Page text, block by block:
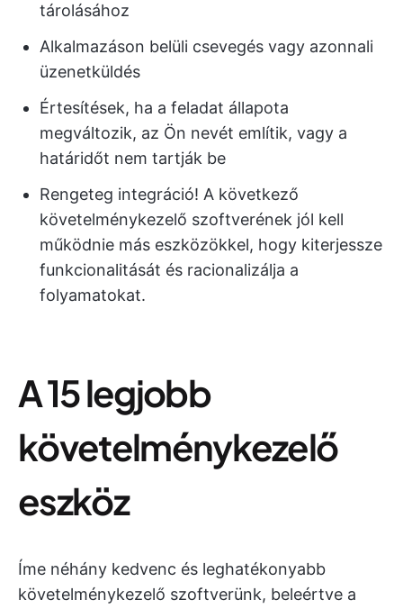
tárolásához
Alkalmazáson belüli csevegés vagy azonnali
üzenetküldés
Értesítések, ha a feladat állapota
megváltozik, az Ön nevét említik, vagy a
határidőt nem tartják be
Rengeteg integráció! A következő
követelménykezelő szoftverének jól kell
működnie más eszközökkel, hogy kiterjessze
funkcionalitását és racionalizálja a
folyamatokat.
A 15 legjobb
követelménykezelő
eszköz
Íme néhány kedvenc és leghatékonyabb
követelménykezelő szoftverünk, beleértve a